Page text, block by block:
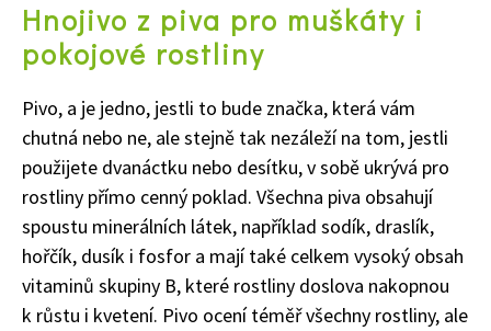
Hnojivo z piva pro muškáty i
pokojové rostliny
Pivo, a je jedno, jestli to bude značka, která vám
chutná nebo ne, ale stejně tak nezáleží na tom, jestli
použijete dvanáctku nebo desítku, v sobě ukrývá pro
rostliny přímo cenný poklad. Všechna piva obsahují
spoustu minerálních látek, například sodík, draslík,
hořčík, dusík i fosfor a mají také celkem vysoký obsah
vitaminů skupiny B, které rostliny doslova nakopnou
k růstu i kvetení. Pivo ocení téměř všechny rostliny, ale